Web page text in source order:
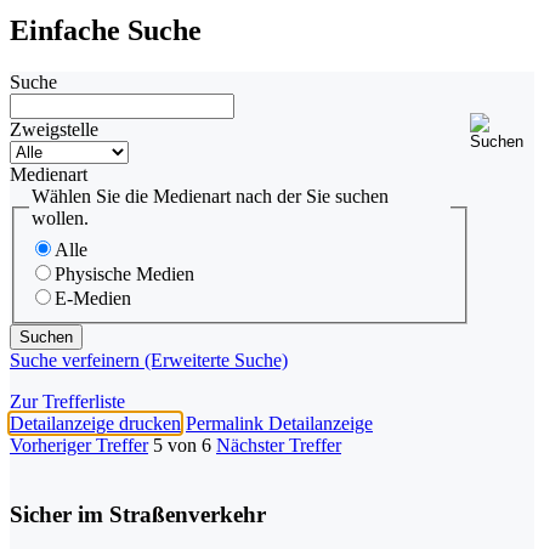
Einfache Suche
Suche
Zweigstelle
Medienart
Wählen Sie die Medienart nach der Sie suchen
wollen.
Alle
Physische Medien
E-Medien
Suche verfeinern (Erweiterte Suche)
Zur Trefferliste
Detailanzeige drucken Permalink Detailanzeige
Vorheriger Treffer 5 von 6 Nächster Treffer
Sicher im Straßenverkehr